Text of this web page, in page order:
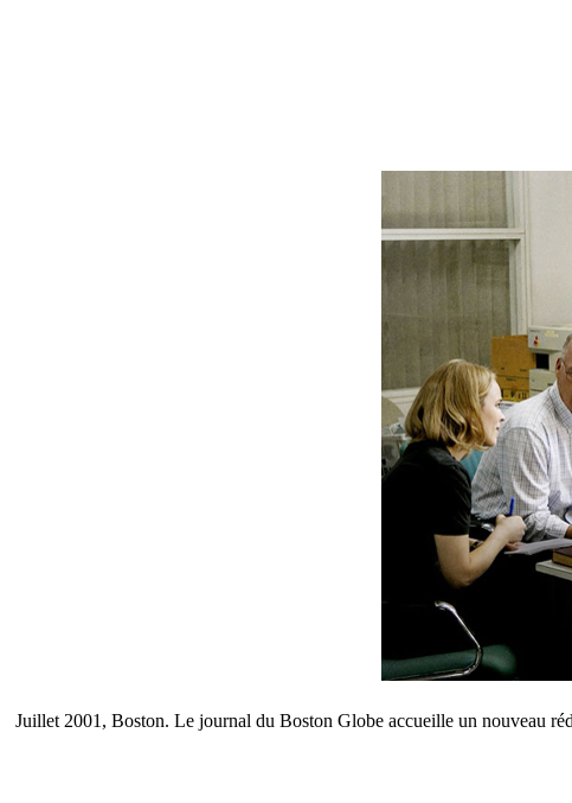
Juillet 2001, Boston. Le journal du Boston Globe accueille un nouveau